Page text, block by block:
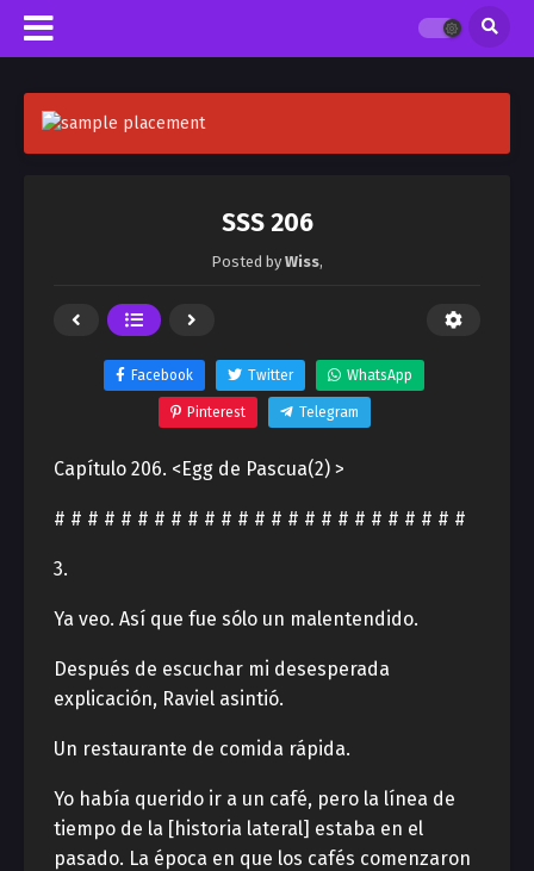
SSS 206
Posted by Wiss,
Facebook Twitter WhatsApp
Pinterest Telegram
Capítulo 206. <Egg de Pascua(2) >
# # # # # # # # # # # # # # # # # # # # # # # # #
3.
Ya veo. Así que fue sólo un malentendido.
Después de escuchar mi desesperada
explicación, Raviel asintió.
Un restaurante de comida rápida.
Yo había querido ir a un café, pero la línea de
tiempo de la [historia lateral] estaba en el
pasado. La época en que los cafés comenzaron